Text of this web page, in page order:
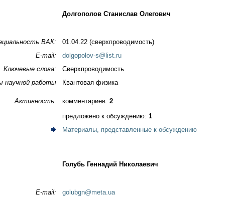
Долгополов Станислав Олегович
ВАК:
01.04.22 (сверхпроводимость)
E-mail:
dolgopolov-s@list.ru
Ключевые слова:
Сверхпроводимость
научной работы
Квантовая физика
Активность: комментариев: 2
предложено к обсуждению: 1
Материалы, представленные к обсуждению
Голубь Геннадий Николаевич
E-mail:
golubgn@meta.ua